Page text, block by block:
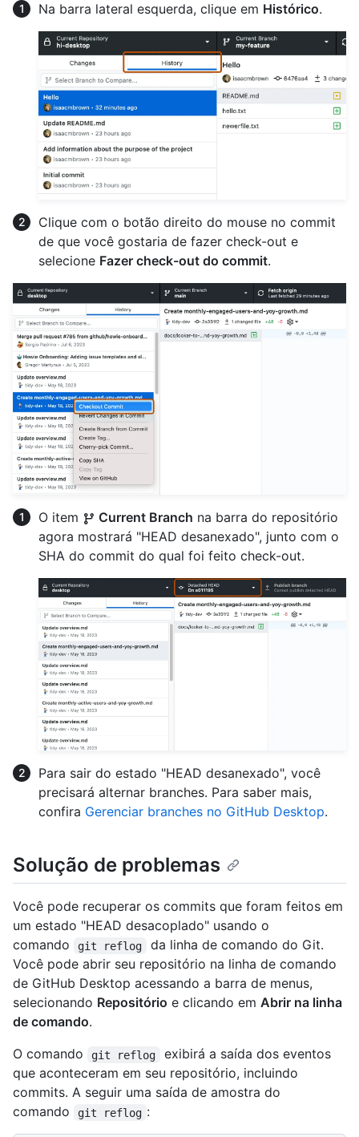
Na barra lateral esquerda, clique em Histórico.
Clique com o botão direito do mouse no commit
de que você gostaria de fazer check-out e
selecione Fazer check-out do commit.
O item Current Branch na barra do repositório
agora mostrará "HEAD desanexado", junto com o
SHA do commit do qual foi feito check-out.
Para sair do estado "HEAD desanexado", você
precisará alternar branches. Para saber mais,
confira Gerenciar branches no GitHub Desktop.
Solução de problemas
Você pode recuperar os commits que foram feitos em
um estado "HEAD desacoplado" usando o
comando
git reflog
da linha de comando do Git.
Você pode abrir seu repositório na linha de comando
de GitHub Desktop acessando a barra de menus,
selecionando Repositório e clicando em Abrir na linha
de comando.
O comando
git reflog
exibirá a saída dos eventos
que aconteceram em seu repositório, incluindo
commits. A seguir uma saída de amostra do
comando
git reflog :